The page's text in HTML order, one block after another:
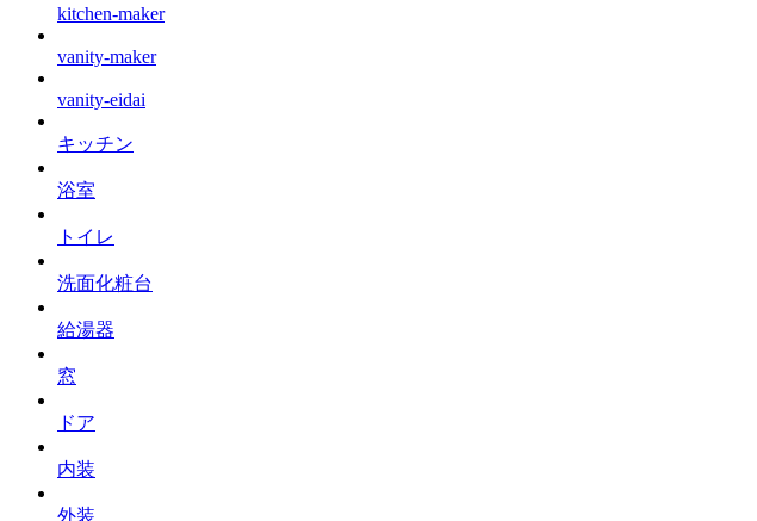
kitchen-maker
vanity-maker
vanity-eidai
キッチン
浴室
トイレ
洗面化粧台
給湯器
窓
ドア
内装
外装